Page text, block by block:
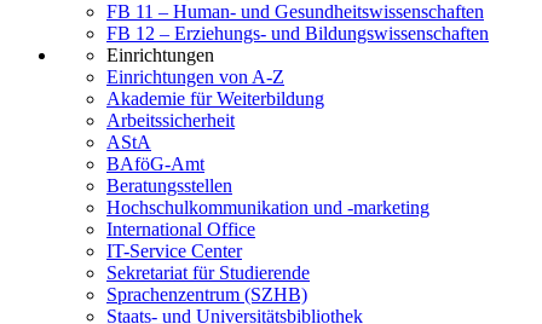
FB 11 – Human- und Gesundheitswissenschaften
FB 12 – Erziehungs- und Bildungswissenschaften
Einrichtungen
Einrichtungen von A-Z
Akademie für Weiterbildung
Arbeitssicherheit
AStA
BAföG-Amt
Beratungsstellen
Hochschulkommunikation und -marketing
International Office
IT-Service Center
Sekretariat für Studierende
Sprachenzentrum (SZHB)
Staats- und Universitätsbibliothek